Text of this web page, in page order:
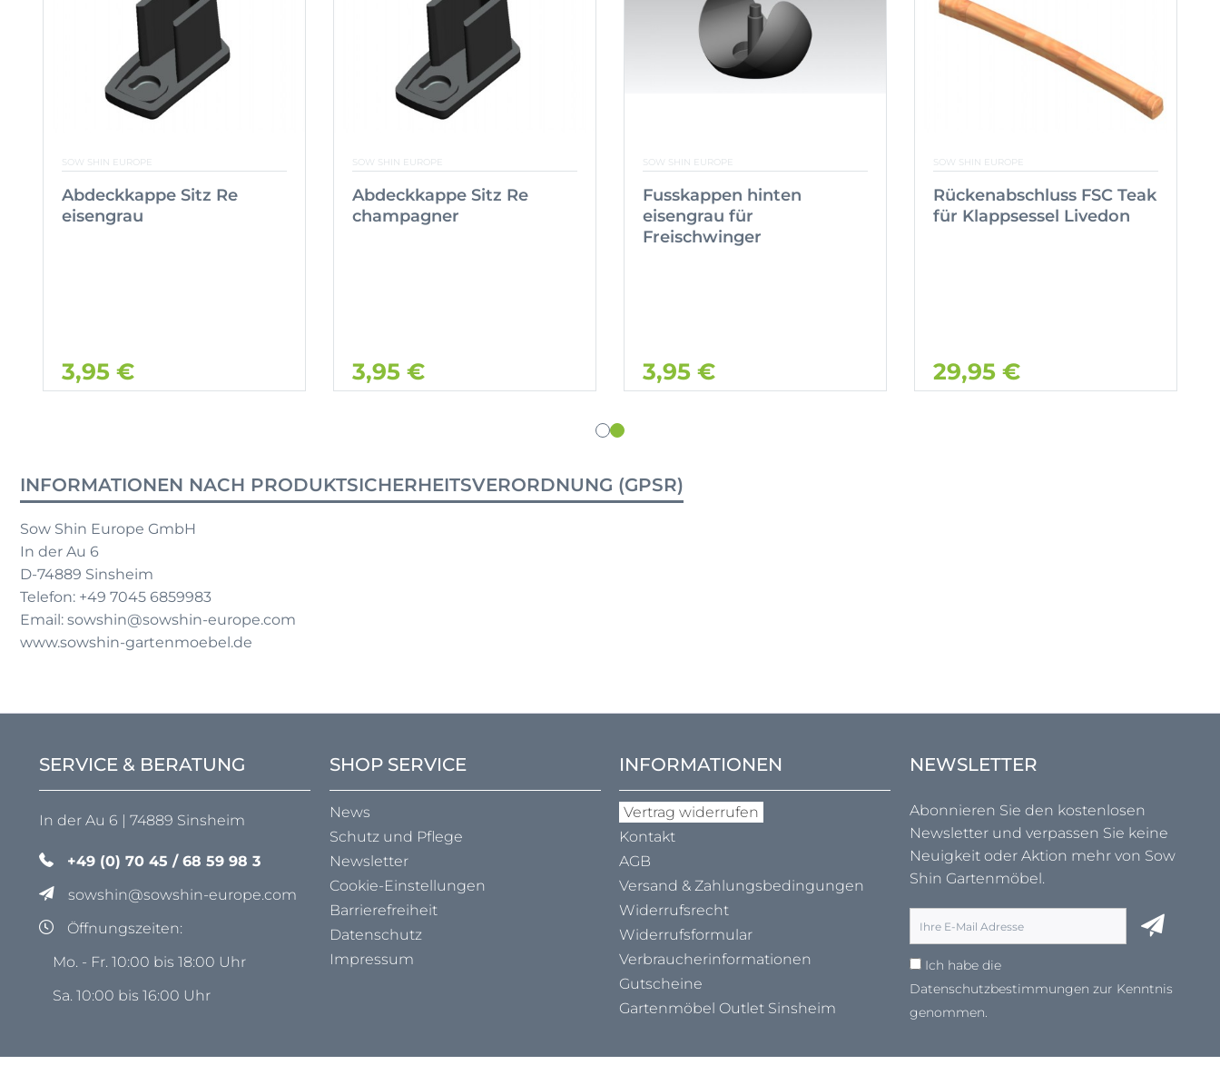
SOW SHIN EUROPE
Abdeckkappe Sitz Re
eisengrau
3,95 €
SOW SHIN EUROPE
Abdeckkappe Sitz Re
champagner
3,95 €
SOW SHIN EUROPE
Fusskappen hinten
eisengrau für
Freischwinger
3,95 €
SOW SHIN EUROPE
Rückenabschluss FSC Teak
für Klappsessel Livedon
29,95 €
INFORMATIONEN NACH PRODUKTSICHERHEITSVERORDNUNG (GPSR)
Sow Shin Europe GmbH
In der Au 6
D-74889 Sinsheim
Telefon: +49 7045 6859983
Email: sowshin@sowshin-europe.com
www.sowshin-gartenmoebel.de
SERVICE & BERATUNG
In der Au 6 | 74889 Sinsheim
+49 (0) 70 45 / 68 59 98 3
sowshin@sowshin-europe.com
Öffnungszeiten:
Mo. - Fr. 10:00 bis 18:00 Uhr
Sa. 10:00 bis 16:00 Uhr
SHOP SERVICE
News
Schutz und Pflege
Newsletter
Cookie-Einstellungen
Barrierefreiheit
Datenschutz
Impressum
INFORMATIONEN
Vertrag widerrufen
Kontakt
AGB
Versand & Zahlungs­bedingungen
Widerrufsrecht
Widerrufsformular
Verbraucher­informationen
Gutscheine
Gartenmöbel Outlet Sinsheim
NEWSLETTER
Abonnieren Sie den kostenlosen
Newsletter und verpassen Sie keine
Neuigkeit oder Aktion mehr von Sow
Shin Gartenmöbel.
Ich habe die
Datenschutzbestimmungen zur Kenntnis
genommen.